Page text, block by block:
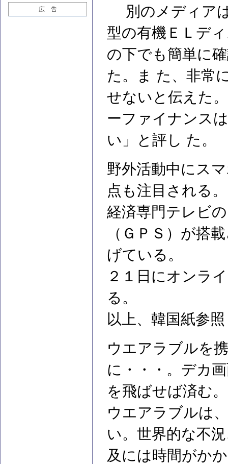
広 告
別のメディア
型の有機ＥＬデ
の下でも簡単に
た。ま た、非常
せないと伝えた
ーファイナンス
い」と評し た。
野外活動中にス
点も注目される。
経済専門テレビ
（ＧＰＳ）が搭
げている。
２１日にオンラ
る。
以上、韓国紙参照
ウエアラブルを
に・・・。デカ
を飛ばせば済む。
ウエアラブルは
い。世界的な不
及には時間がか